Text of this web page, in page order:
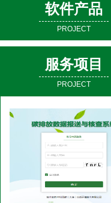
软件产品
PROJECT
服务项目
PROJECT